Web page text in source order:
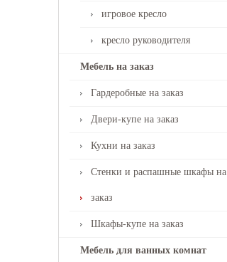
игровое кресло
кресло руководителя
Мебель на заказ
Гардеробные на заказ
Двери-купе на заказ
Кухни на заказ
Стенки и распашные шкафы на
заказ
Шкафы-купе на заказ
Мебель для ванных комнат